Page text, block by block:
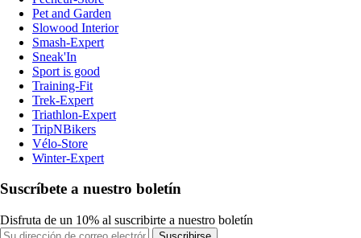
Pet and Garden
Slowood Interior
Smash-Expert
Sneak'In
Sport is good
Training-Fit
Trek-Expert
Triathlon-Expert
TripNBikers
Vélo-Store
Winter-Expert
Suscríbete a nuestro boletín
Disfruta de un 10% al suscribirte a nuestro boletín